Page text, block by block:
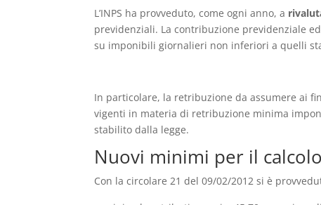
L’INPS ha provveduto, come ogni anno, a
previdenziali. La contribuzione previdenziale
su imponibili giornalieri non inferiori a quelli
In particolare, la retribuzione da assumere ai
vigenti in materia di retribuzione minima
stabilito dalla legge.
Nuovi minimi per il
Con la circolare 21 del 09/02/2012 si è